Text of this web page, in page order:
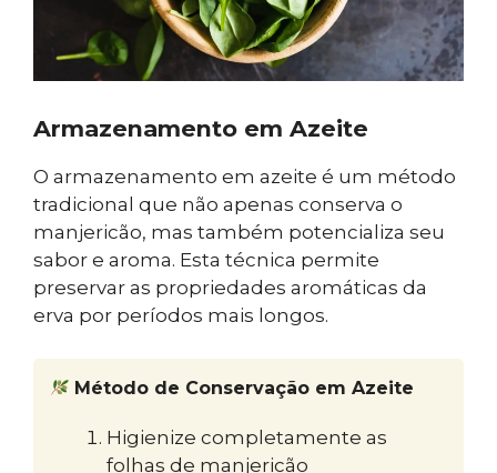
Armazenamento em Azeite
O armazenamento em azeite é um método
tradicional que não apenas conserva o
manjericão, mas também potencializa seu
sabor e aroma. Esta técnica permite
preservar as propriedades aromáticas da
erva por períodos mais longos.
Método de Conservação em Azeite
Higienize completamente as
folhas de manjericão